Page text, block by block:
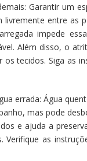
Garantir um
livremente entre as
impede
Além disso, o
tecidos. Siga as
errada: Água
mas pode
e ajuda a
Verifique as